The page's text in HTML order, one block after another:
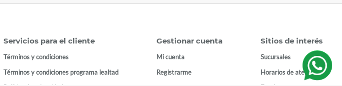
Servicios para el cliente
Términos y condiciones
Términos y condiciones programa lealtad
Gestionar cuenta
Mi cuenta
Registrarme
Sitios de interés
Sucursales
Horarios de atención